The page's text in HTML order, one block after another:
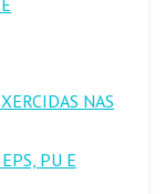
NAS
PU E